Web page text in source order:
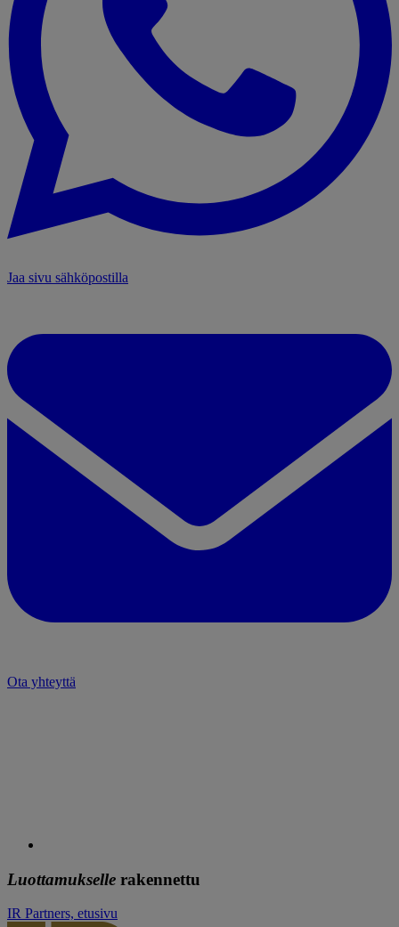
Jaa sivu sähköpostilla
Ota yhteyttä
Luottamukselle rakennettu
IR Partners, etusivu